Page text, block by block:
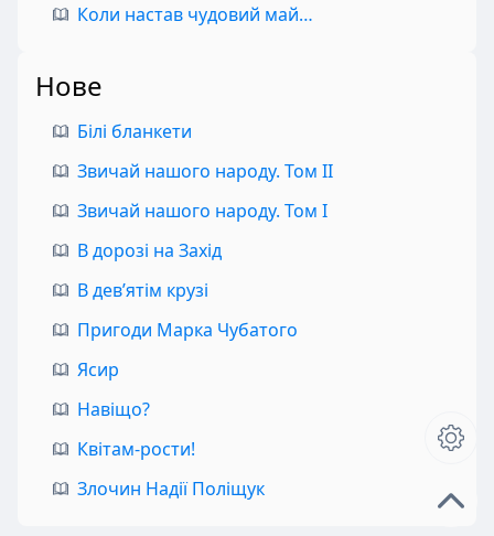
Коли настав чудовий май…
Нове
Білі бланкети
Звичай нашого народу. Том II
Звичай нашого народу. Том I
В дорозі на Захід
В дев’ятім крузі
Пригоди Марка Чубатого
Ясир
Навіщо?
Квітам-рости!
Злочин Надії Поліщук